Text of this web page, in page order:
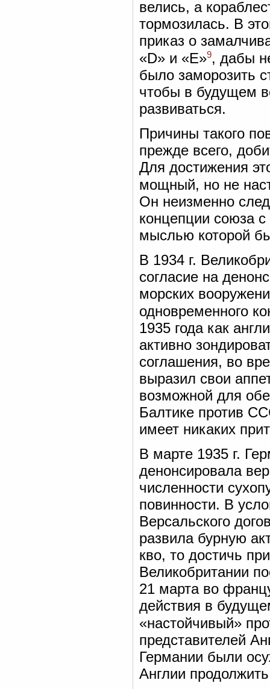
велись, а
тормозилась. В
приказ о
«D» и «Е»9, дабы
было заморозить
чтобы в будущем
развиваться.
Причины такого
прежде всего,
Для достижения
мощный, но не
Он неизменно
концепции союза
мыслью которой
В 1934 г.
согласие на
морских
одновременного
1935 года как
активно
соглашения, во
выразил свои
возможной для
Балтике против
имеет никаких
В марте 1935 г.
денонсировала
численности
повинности. В
Версальского
развила бурную
кво, то достичь
Великобритании
21 марта во
действия в
«настойчивый»
представителей
Германии были
Англии